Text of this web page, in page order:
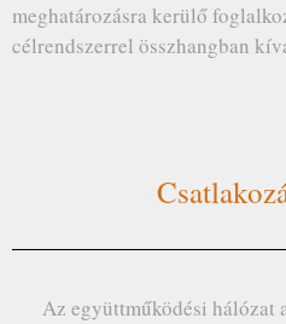
meghatározásra kerülő
célrendszerrel összhangban
Az együttműködési hálózat